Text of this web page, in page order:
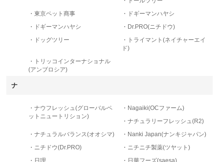
・東京ペット商事 ・ドギーマンハヤシ
・ドギーマンハヤシ ・Dr.PRO(ニチドウ)
・ドッグツリー
・トライマント(ネイチャーエイ
ド)
・トリッコインターナショナル
(アンブロシア)
ナ
・ナウフレッシュ(グローバルペ
ットニュートリション)
・Nagaiki(OCファーム)
・ナチュラリーフレッシュ(R2)
・ナチュラルバランス(オオシマ) ・Nanki Japan(ナンキジャパン)
・ニチドウ(Dr.PRO) ・ニチニチ製薬(ツヤット)
・日理 ・日華フーズ(saesa)